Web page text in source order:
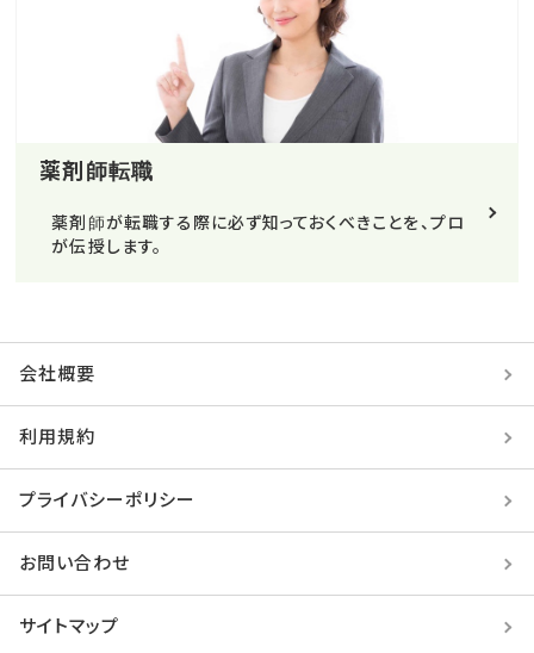
薬剤師転職
薬剤師が転職する際に必ず知っておくべきことを、プロ
が伝授します。
会社概要
利用規約
プライバシーポリシー
お問い合わせ
サイトマップ